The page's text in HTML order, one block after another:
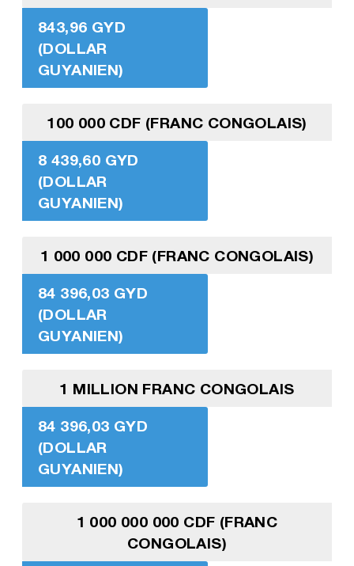
843,96 GYD
(DOLLAR
GUYANIEN)
100 000 CDF (FRANC CONGOLAIS)
8 439,60 GYD
(DOLLAR
GUYANIEN)
1 000 000 CDF (FRANC CONGOLAIS)
84 396,03 GYD
(DOLLAR
GUYANIEN)
1 MILLION FRANC CONGOLAIS
84 396,03 GYD
(DOLLAR
GUYANIEN)
1 000 000 000 CDF (FRANC
CONGOLAIS)